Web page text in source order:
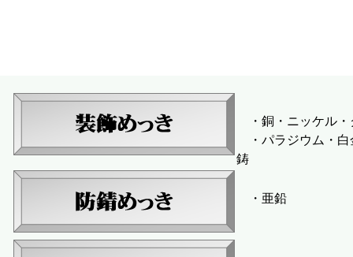
・銅・ニッケル・
・パラジウム・白
鋳
・亜鉛